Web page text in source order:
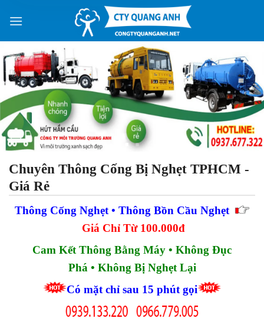
Chuyên Thông Cống Bị Nghẹt TPHCM -
Giá Rẻ
Thông Cống Nghẹt • Thông Bồn Cầu Nghẹt
Giá Chỉ Từ 100.000đ
Cam Kết Thông Bằng Máy • Không Đục
Phá • Không Bị Nghẹt Lại
Có mặt chỉ sau 15 phút gọi